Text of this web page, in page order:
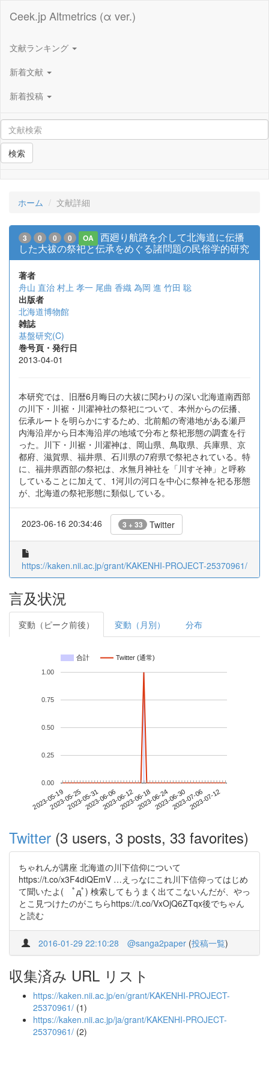
Ceek.jp Altmetrics (α ver.)
文献ランキング
新着文献
新着投稿
検索
ホーム 文献詳細
3 0 0 0 OA
西廻り航路を介して北海道に伝播
した大祓の祭祀と伝承をめぐる諸問題の民俗学的研究
著者
舟山 直治 村上 孝一 尾曲 香織 為岡 進 竹田 聡
出版者
北海道博物館
雑誌
基盤研究(C)
巻号頁・発行日
2013-04-01
本研究では、旧暦6月晦日の大祓に関わりの深い北海道南西部
の川下・川裾・川濯神社の祭祀について、本州からの伝播、
伝承ルートを明らかにするため、北前船の寄港地がある瀬戸
内海沿岸から日本海沿岸の地域で分布と祭祀形態の調査を行
った。川下・川裾・川濯神は、岡山県、鳥取県、兵庫県、京
都府、滋賀県、福井県、石川県の7府県で祭祀されている。特
に、福井県西部の祭祀は、水無月神社を「川すそ神」と呼称
していることに加えて、1河川の河口を中心に祭神を祀る形態
が、北海道の祭祀形態に類似している。
2023-06-16 20:34:46 3 + 33 Twitter
https://kaken.nii.ac.jp/grant/KAKENHI-PROJECT-25370961/
言及状況
変動（ピーク前後） 変動（月別） 分布
合計 Twitter (通常)
2023-05-192023-05-252023-05-312023-06-062023-06-122023-06-182023-06-242023-06-302023-07-062023-07-12
0.00
0.25
0.50
0.75
1.00
Twitter (3 users, 3 posts, 33 favorites)
ちゃれんが講座 北海道の川下信仰について
https://t.co/x3F4diQEmV …えっなにこれ川下信仰ってはじめ
て聞いたよ( ﾟдﾟ) 検索してもうまく出てこないんだが、やっ
とこ見つけたのがこちらhttps://t.co/VxOjQ6ZTqx後でちゃん
と読む
2016-01-29 22:10:28 @sanga2paper (投稿一覧)
収集済み URL リスト
https://kaken.nii.ac.jp/en/grant/KAKENHI-PROJECT-
25370961/ (1)
https://kaken.nii.ac.jp/ja/grant/KAKENHI-PROJECT-
25370961/ (2)